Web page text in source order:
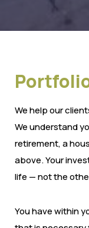
We help our
We understand
retirement, a
above. Your
life — not the
You have within